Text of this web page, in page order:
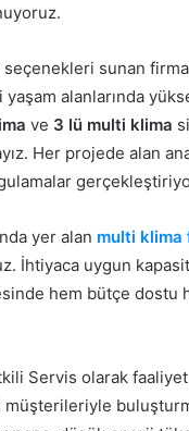
seçenekleri sunan
alanlarında
ve 3 lü multi klima
Her projede alan
yer alan multi klima
İhtiyaca uygun
hem bütçe dostu
Servis olarak